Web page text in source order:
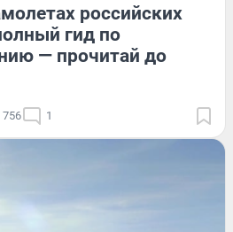
российских
гид по
— прочитай до
756 1